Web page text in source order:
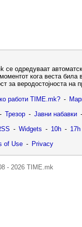
се одредуваат
кога веста
за веродостојноста на
работи TIME.mk? -
- Трезор - Јавни набавки -
- Widgets - 10h - 17h
of Use - Privacy
- 2026 TIME.mk